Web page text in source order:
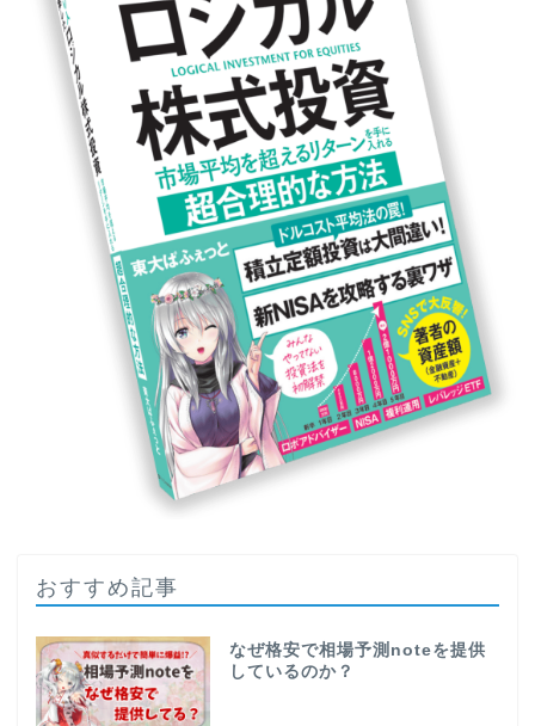
おすすめ記事
なぜ格安で相場予測noteを提供
しているのか？